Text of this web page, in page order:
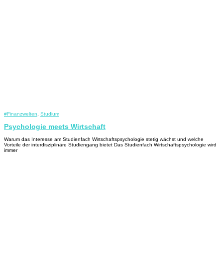
#Finanzwelten Studium
Psychologie meets Wirtschaft
Warum das Interesse am Studienfach Wirtschaftspsychologie stetig wächst und welche
Vorteile der interdisziplinäre Studiengang bietet Das Studienfach Wirtschaftspsychologie wird
immer